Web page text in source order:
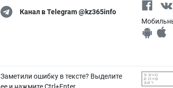
Канал в Telegram @kz365info
Заметили ошибку в тексте? Выделите